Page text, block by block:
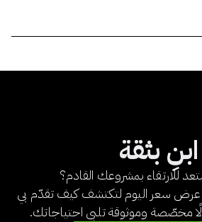
ابنِ بثقة
للارتقاء بمشروعك القادم؟
سعر اليوم لتكتشف كيف تقدّم بي
مخصّصة وموثوقة تلبي احتياجاتك.